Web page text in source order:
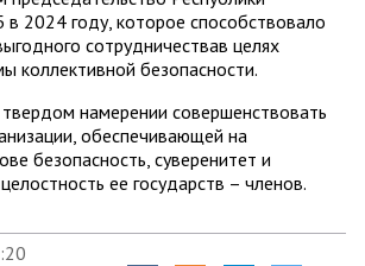
2024 году, которое способствовало
сотрудничествав целях
коллективной безопасности.
намерении совершенствовать
обеспечивающей на
безопасность, суверенитет и
ее государств – членов.